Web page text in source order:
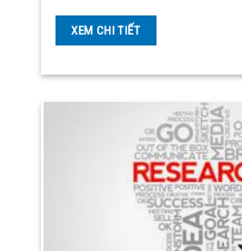
XEM CHI TIẾT